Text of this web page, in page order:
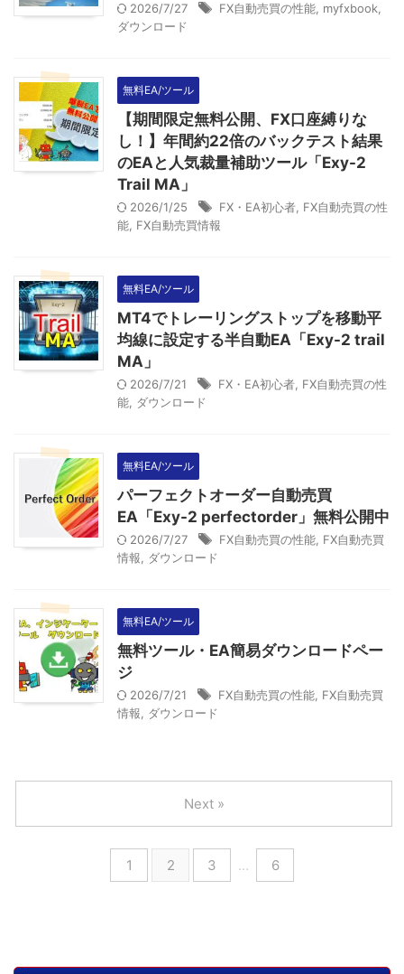
2026/7/27 FX自動売買の性能 myfxbook
ダウンロード
無料EA/ツール
【期間限定無料公開、FX口座縛りな
し！】年間約22倍のバックテスト結果
のEAと人気裁量補助ツール「Exy-2
Trail MA」
2026/1/25 FX・EA初心者 FX自動売買の性
能 FX自動売買情報
無料EA/ツール
MT4でトレーリングストップを移動平
均線に設定する半自動EA「Exy-2 trail
MA」
2026/7/21 FX・EA初心者 FX自動売買の性
能 ダウンロード
無料EA/ツール
パーフェクトオーダー自動売買
EA「Exy-2 perfectorder」無料公開中
2026/7/27 FX自動売買の性能 FX自動売買
情報
ダウンロード
無料EA/ツール
無料ツール・EA簡易ダウンロードペー
ジ
2026/7/21 FX自動売買の性能 FX自動売買
情報
ダウンロード
1 2 3 … 6
Next »